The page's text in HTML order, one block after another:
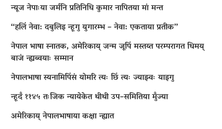
न्यूज नेपाःया जर्मनि प्रतिनिधि कुमार नापितया मां मन्त
“हलिं नेवा: दबुलिइ न्हूगु युगारम्भ – नेवा: एकताया प्रतीक”
नेपाल भाषा स्नातक, अमेरिकाय् जन्म जूपिं मस्तय्त परम्परागत धिमय्
बाजं न्ह्यब्वयाः सम्मान
नेपालभाषा स्यनामिपिंसं योमरि त्यः छिं त्यः ज्याझ्वः याइगु
न्हूदँ ११४५ तःजिक न्यायेकेत थीथी उप–समितिया मुँज्या
अमेरिकाय् नेपालभाषाया कक्षा न्ह्यात